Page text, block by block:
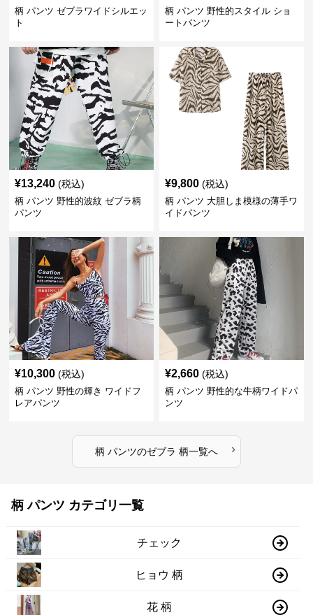
柄 パンツ ゼブラワイドシルエッ
ト
柄 パンツ 野性的スタイル ショ
ートパンツ
¥13,240 (税込)
柄 パンツ 野性的波紋 ゼブラ柄
パンツ
¥9,800 (税込)
柄 パンツ 大胆しま模様の薄手ワ
イドパンツ
¥10,300 (税込)
柄 パンツ 野性の輝き ワイドフ
レアパンツ
¥2,660 (税込)
柄 パンツ 野性的な牛柄ワイドパ
ンツ
柄 パンツのゼブラ 柄一覧へ ›
柄 パンツ カテゴリ一覧
チェック
ヒョウ 柄
花 柄